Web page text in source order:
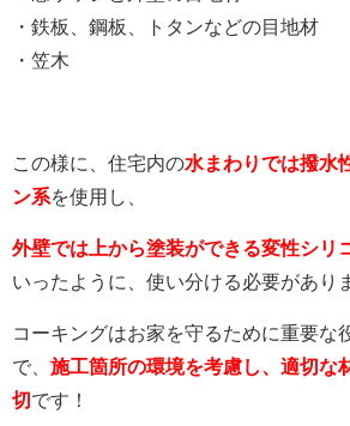
・鉄板、鋼板、トタンなどの目地材
・笠木
この様に、住宅内の水まわりでは撥水
ン系を使用し、
外壁では上から塗装ができる変性シリ
いったように、使い分ける必要があり
コーキングはお家を守るために重要な
で、 施工箇所の環境を考慮し、適切な
切 です！